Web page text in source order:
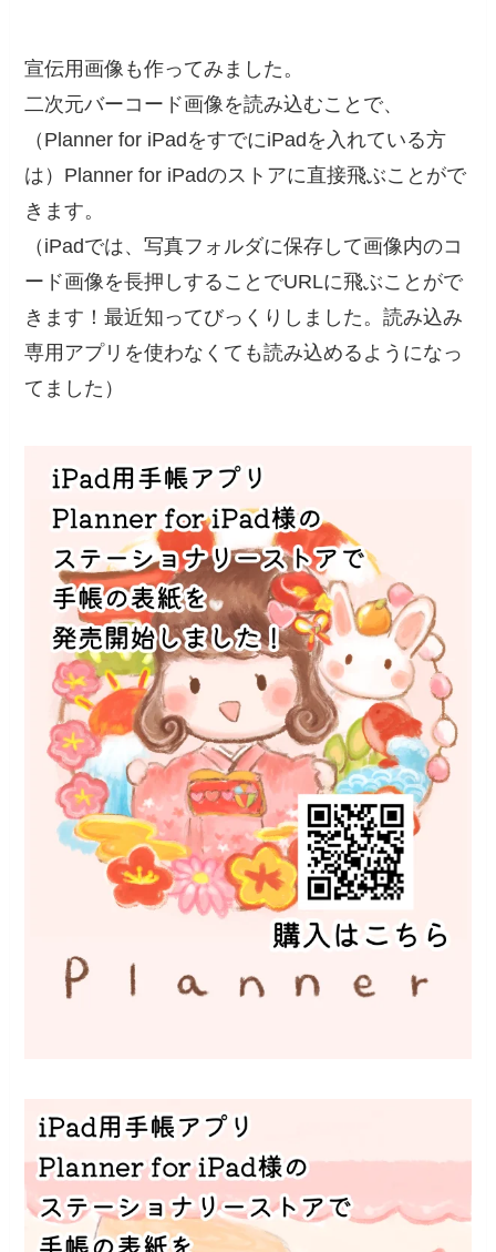
宣伝用画像も作ってみました。
二次元バーコード画像を読み込むことで、
（Planner for iPadをすでにiPadを入れている方
は）Planner for iPadのストアに直接飛ぶことがで
きます。
（iPadでは、写真フォルダに保存して画像内のコ
ード画像を長押しすることでURLに飛ぶことがで
きます！最近知ってびっくりしました。読み込み
専用アプリを使わなくても読み込めるようになっ
てました）